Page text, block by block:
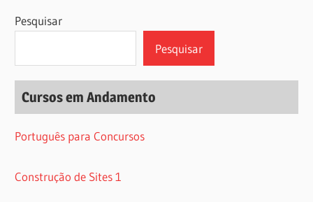
Pesquisar
Pesquisar
Cursos em Andamento
Português para Concursos
Construção de Sites 1